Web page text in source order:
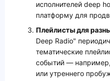
исполнителей deep
платформу для
Плейлисты для
Deep Radio"
тематические
событий —
или утреннего